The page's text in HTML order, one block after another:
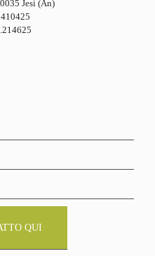
Jesi (An)
QUI